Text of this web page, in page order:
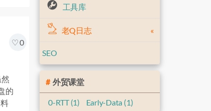
0
的
工具库
老Q日志
SEO
外贸课堂
0-RTT(1) Early-Data (1)